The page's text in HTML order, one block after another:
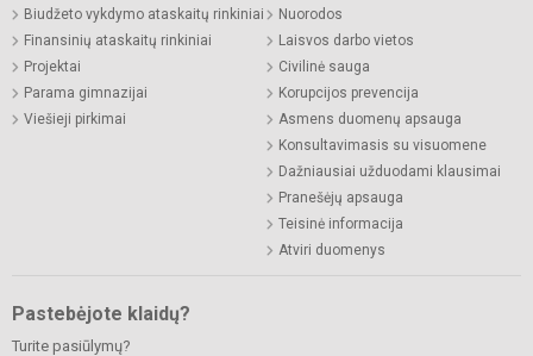
Biudžeto vykdymo ataskaitų rinkiniai
Finansinių ataskaitų rinkiniai
Projektai
Parama gimnazijai
Viešieji pirkimai
Nuorodos
Laisvos darbo vietos
Civilinė sauga
Korupcijos prevencija
Asmens duomenų apsauga
Konsultavimasis su visuomene
Dažniausiai užduodami klausimai
Pranešėjų apsauga
Teisinė informacija
Atviri duomenys
Pastebėjote klaidų?
Turite pasiūlymų?